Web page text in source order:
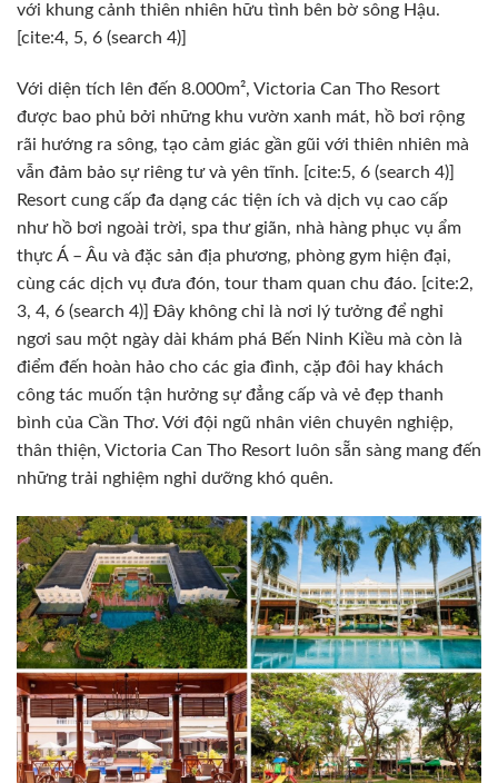
với khung cảnh thiên nhiên hữu tình bên bờ sông Hậu.
[cite:4, 5, 6 (search 4)]
Với diện tích lên đến 8.000m², Victoria Can Tho Resort
được bao phủ bởi những khu vườn xanh mát, hồ bơi rộng
rãi hướng ra sông, tạo cảm giác gần gũi với thiên nhiên mà
vẫn đảm bảo sự riêng tư và yên tĩnh. [cite:5, 6 (search 4)]
Resort cung cấp đa dạng các tiện ích và dịch vụ cao cấp
như hồ bơi ngoài trời, spa thư giãn, nhà hàng phục vụ ẩm
thực Á – Âu và đặc sản địa phương, phòng gym hiện đại,
cùng các dịch vụ đưa đón, tour tham quan chu đáo. [cite:2,
3, 4, 6 (search 4)] Đây không chỉ là nơi lý tưởng để nghỉ
ngơi sau một ngày dài khám phá Bến Ninh Kiều mà còn là
điểm đến hoàn hảo cho các gia đình, cặp đôi hay khách
công tác muốn tận hưởng sự đẳng cấp và vẻ đẹp thanh
bình của Cần Thơ. Với đội ngũ nhân viên chuyên nghiệp,
thân thiện, Victoria Can Tho Resort luôn sẵn sàng mang đến
những trải nghiệm nghỉ dưỡng khó quên.